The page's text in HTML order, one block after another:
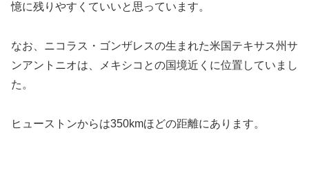
憶に残りやすくていいと思っています。
なお、ニコラス・ゴンザレスの生まれた米国テキサス州サ
ンアントニオは、メキシコとの国境近くに位置していまし
た。
ヒューストンからは350kmほどの距離にあります。